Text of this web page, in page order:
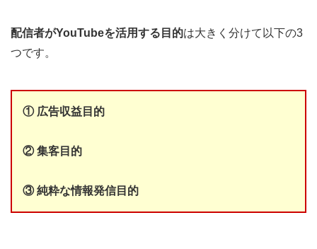
配信者がYouTubeを活用する目的は大きく分けて以下の3
つです。
① 広告収益目的
② 集客目的
③ 純粋な情報発信目的